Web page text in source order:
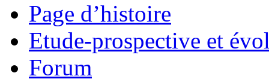
Page d’histoire
Etude-prospective et
Forum